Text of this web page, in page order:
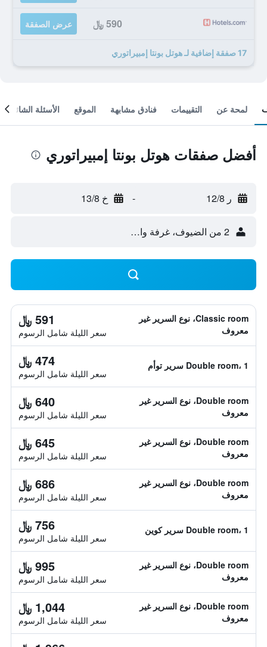
590 ﷼ عرض الصفقة
17 صفقة إضافية لـ هوتل بونتا إمبيراتوري
لمحة عن التقييمات فنادق مشابهة الموقع الأسئلة الشائعة
أفضل صفقات هوتل بونتا إمبيراتوري
ر 12/8 - خ 13/8
2 من الضيوف، غرفة واحدة
Classic room، نوع السرير غير
معروف
591 ﷼
سعر الليلة شامل الرسوم
Double room، 1 سرير توأم 474 ﷼
سعر الليلة شامل الرسوم
Double room، نوع السرير غير
معروف
640 ﷼
سعر الليلة شامل الرسوم
Double room، نوع السرير غير
معروف
645 ﷼
سعر الليلة شامل الرسوم
Double room، نوع السرير غير
معروف
686 ﷼
سعر الليلة شامل الرسوم
Double room، 1 سرير كوين 756 ﷼
سعر الليلة شامل الرسوم
Double room، نوع السرير غير
معروف
995 ﷼
سعر الليلة شامل الرسوم
Double room، نوع السرير غير
معروف
1,044 ﷼
سعر الليلة شامل الرسوم